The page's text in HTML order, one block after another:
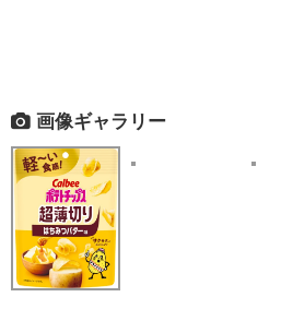
画像ギャラリー